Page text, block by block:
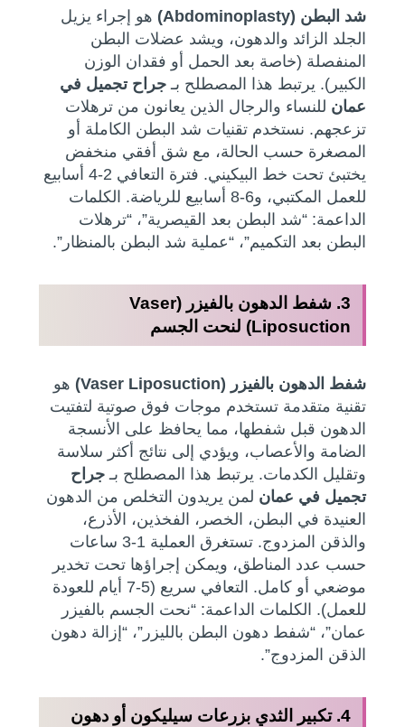
شد البطن (Abdominoplasty)
هو إجراء يزيل
الجلد الزائد والدهون، ويشد عضلات البطن
المنفصلة (خاصة بعد الحمل أو فقدان الوزن
الكبير). يرتبط هذا المصطلح بـ جراح تجميل في
عمان للنساء والرجال الذين يعانون من ترهلات
تزعجهم. نستخدم تقنيات شد البطن الكاملة أو
المصغرة حسب الحالة، مع شق أفقي منخفض
يختبئ تحت خط البيكيني. فترة التعافي 2-4 أسابيع
للعمل المكتبي، و6-8 أسابيع للرياضة. الكلمات
الداعمة: “شد البطن بعد القيصرية”، “ترهلات
البطن بعد التكميم”، “عملية شد البطن بالمنظار”.
3. شفط الدهون بالفيزر (Vaser
Liposuction) لنحت الجسم
شفط الدهون بالفيزر (Vaser Liposuction)
هو
تقنية متقدمة تستخدم موجات فوق صوتية لتفتيت
الدهون قبل شفطها، مما يحافظ على الأنسجة
الضامة والأعصاب، ويؤدي إلى نتائج أكثر سلاسة
وتقليل الكدمات. يرتبط هذا المصطلح بـ جراح
تجميل في عمان لمن يريدون التخلص من الدهون
العنيدة في البطن، الخصر، الفخذين، الأذرع،
والذقن المزدوج. تستغرق العملية 1-3 ساعات
حسب عدد المناطق، ويمكن إجراؤها تحت تخدير
موضعي أو كامل. التعافي سريع (5-7 أيام للعودة
للعمل). الكلمات الداعمة: “نحت الجسم بالفيزر
عمان”، “شفط دهون البطن بالليزر”، “إزالة دهون
الذقن المزدوج”.
4. تكبير الثدي بزرعات سيليكون أو دهون